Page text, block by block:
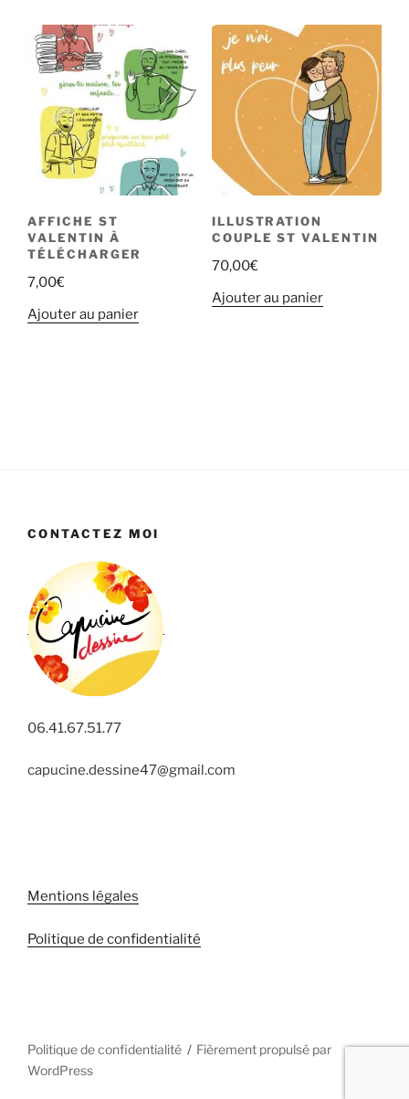
AFFICHE ST
VALENTIN À
TÉLÉCHARGER
7,00€
Ajouter au panier
ILLUSTRATION
COUPLE ST VALENTIN
70,00€
Ajouter au panier
CONTACTEZ MOI
06.41.67.51.77
capucine.dessine47@gmail.com
Mentions légales
Politique de confidentialité
Politique de confidentialité
Fièrement propulsé par
WordPress